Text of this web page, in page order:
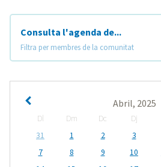
Consulta l'agenda de...
Filtra per membres de la comunitat
Abril, 2025
Dl Dm Dc Dj
31
1 2 3
7
8 9 10